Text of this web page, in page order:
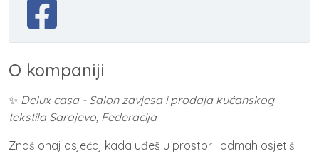
O kompaniji
✨ Delux casa - Salon zavjesa i prodaja kućanskog
tekstila Sarajevo, Federacija
Znaš onaj osjećaj kada uđeš u prostor i odmah osjetiš